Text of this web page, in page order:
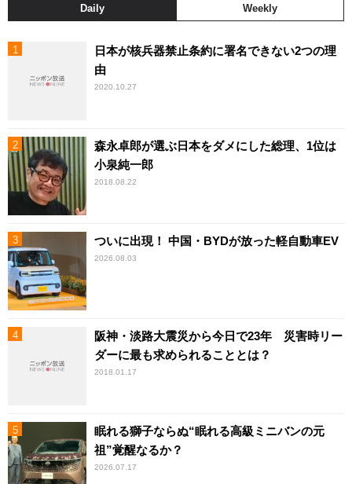
Daily Weekly
日本が核兵器禁止条約に署名できない2つの理
由
2020.10.27
森永卓郎が選ぶ日本をダメにした総理、1位は
小泉純一郎
2018.08.22
ついに出現！ 中国・BYDが放った軽自動車EV
2026.08.03
阪神・淡路大震災から今日で23年 災害時リー
ダーに最も求められることとは？
2018.01.17
眠れる獅子ならぬ“眠れる高級ミニバンの元
祖”覚醒なるか？
2026.07.17